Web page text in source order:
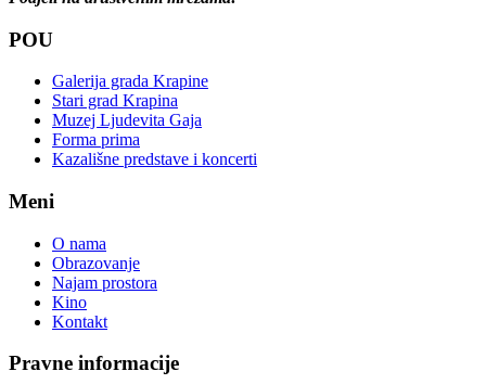
POU
Galerija grada Krapine
Stari grad Krapina
Muzej Ljudevita Gaja
Forma prima
Kazališne predstave i koncerti
Meni
O nama
Obrazovanje
Najam prostora
Kino
Kontakt
Pravne informacije